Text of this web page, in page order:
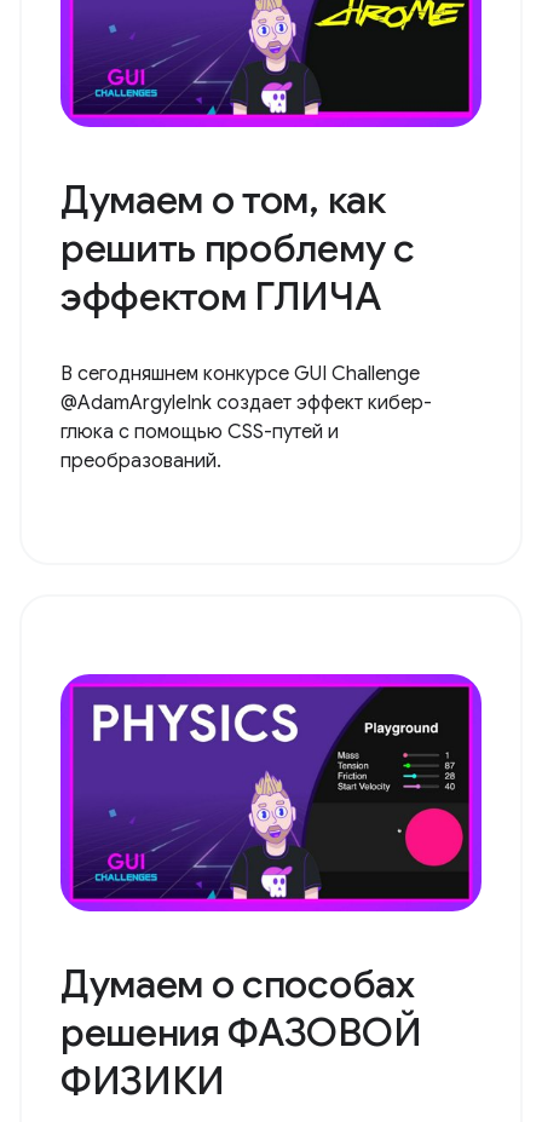
Думаем о том, как
решить проблему с
эффектом ГЛИЧА
В сегодняшнем конкурсе GUI Challenge
@AdamArgyleInk создает эффект кибер-
глюка с помощью CSS-путей и
преобразований.
Думаем о способах
решения ФАЗОВОЙ
ФИЗИКИ